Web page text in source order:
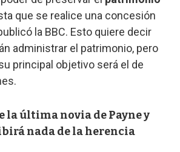
que se realice una concesión
la BBC. Esto quiere decir
administrar el patrimonio, pero
principal objetivo será el de
la última novia de Payne y
nada de la herencia